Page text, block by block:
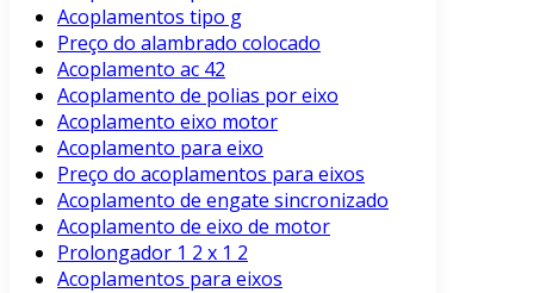
Acoplamentos tipo g
Preço do alambrado colocado
Acoplamento ac 42
Acoplamento de polias por eixo
Acoplamento eixo motor
Acoplamento para eixo
Preço do acoplamentos para eixos
Acoplamento de engate sincronizado
Acoplamento de eixo de motor
Prolongador 1 2 x 1 2
Acoplamentos para eixos